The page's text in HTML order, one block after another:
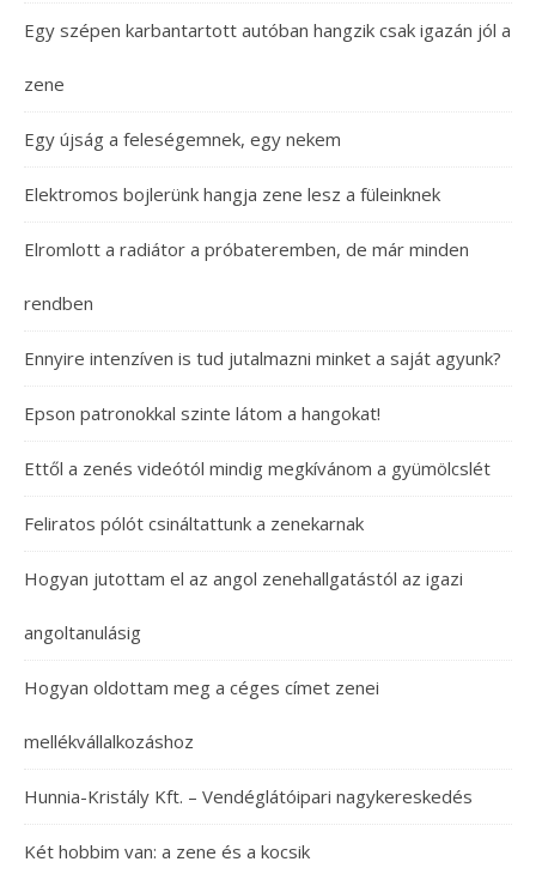
Egy szépen karbantartott autóban hangzik csak igazán jól a
zene
Egy újság a feleségemnek, egy nekem
Elektromos bojlerünk hangja zene lesz a füleinknek
Elromlott a radiátor a próbateremben, de már minden
rendben
Ennyire intenzíven is tud jutalmazni minket a saját agyunk?
Epson patronokkal szinte látom a hangokat!
Ettől a zenés videótól mindig megkívánom a gyümölcslét
Feliratos pólót csináltattunk a zenekarnak
Hogyan jutottam el az angol zenehallgatástól az igazi
angoltanulásig
Hogyan oldottam meg a céges címet zenei
mellékvállalkozáshoz
Hunnia-Kristály Kft. – Vendéglátóipari nagykereskedés
Két hobbim van: a zene és a kocsik